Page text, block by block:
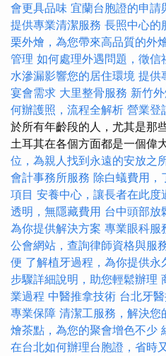
會更具品味 宜蘭台胞證的申請
提供專業清潔服務 長照中心的
栗外燴，為您帶來高品質的外
管理 如何處理外遇問題，徵信
水滲漏影響您的居住環境 提供
宴會需求 大里整骨服務 新竹
何辦護照，流程全解析 營業登
於所有年齡段的人，尤其是那
土耳其在各個方面都是一個偉
位，為親人找到永遠的安放之
會計事務所服務 除白蟻費用，
項目 安養中心，讓長者在此度
透明，無隱藏費用 台中頭部放
為你提供解決方案 專業眼科服
公會網站，查詢律師資格與服
便 了解植牙過程，為你提供永
步驟詳細說明，助您輕鬆辦理
業過程 中醫推拿技術 台北牙
專業保障 清潔工服務，解決您
燴茶點，為您的聚會增色不少
在台北如何辦理台胞證，省時